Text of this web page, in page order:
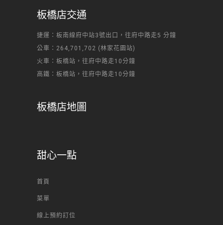
板橋店交通
捷運：板南線府中站3號出口，往府中路走5 分鐘
公車：264,701,702 (林家花園站)
火車：板橋站，往府中路走10分鐘
高鐵：板橋站，往府中路走10分鐘
板橋店地圖
甜心一點
首頁
菜單
線上預約訂位